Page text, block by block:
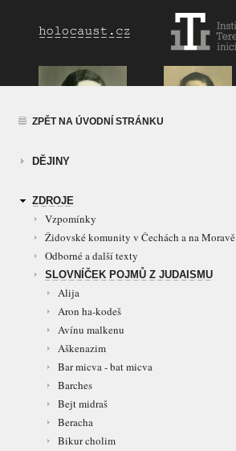
ZPĚT NA ÚVODNÍ STRÁNKU
DĚJINY
ZDROJE
Vzpomínky
Židovské komunity v Čechách a na Moravě
Odborné a další texty
SLOVNÍČEK POJMŮ Z JUDAISMU
Alija
Aron ha-kodeš
Avínu malkenu
Aškenazim
Bar micva - bat micva
Barches
Bejt midraš
Beracha
Bikur cholim